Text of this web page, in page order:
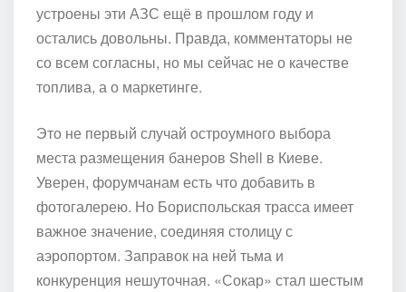
устроены эти АЗС ещё в прошлом году и
остались довольны. Правда, комментаторы не
со всем согласны, но мы сейчас не о качестве
топлива, а о маркетинге.
Это не первый случай остроумного выбора
места размещения банеров Shell в Киеве.
Уверен, форумчанам есть что добавить в
фотогалерею. Но Бориспольская трасса имеет
важное значение, соединяя столицу с
аэропортом. Заправок на ней тьма и
конкуренция нешуточная. «Сокар» стал шестым